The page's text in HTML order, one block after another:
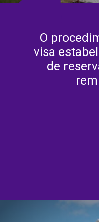
O
visa
de